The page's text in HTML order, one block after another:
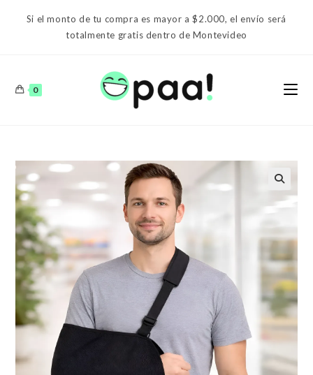
Si el monto de tu compra es mayor a $2.000, el envío será
totalmente gratis dentro de Montevideo
0